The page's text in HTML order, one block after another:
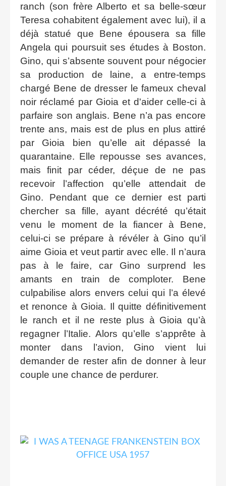
ranch (son frère Alberto et sa belle-sœur
Teresa cohabitent également avec lui), il a
déjà statué que Bene épousera sa fille
Angela qui poursuit ses études à Boston.
Gino, qui s’absente souvent pour négocier
sa production de laine, a entre-temps
chargé Bene de dresser le fameux cheval
noir réclamé par Gioia et d'aider celle-ci à
parfaire son anglais. Bene n’a pas encore
trente ans, mais est de plus en plus attiré
par Gioia bien qu’elle ait dépassé la
quarantaine. Elle repousse ses avances,
mais finit par céder, déçue de ne pas
recevoir l’affection qu’elle attendait de
Gino. Pendant que ce dernier est parti
chercher sa fille, ayant décrété qu’était
venu le moment de la fiancer à Bene,
celui-ci se prépare à révéler à Gino qu’il
aime Gioia et veut partir avec elle. Il n’aura
pas à le faire, car Gino surprend les
amants en train de comploter. Bene
culpabilise alors envers celui qui l’a élevé
et renonce à Gioia. Il quitte définitivement
le ranch et il ne reste plus à Gioia qu’à
regagner l’Italie. Alors qu’elle s’apprête à
monter dans l’avion, Gino vient lui
demander de rester afin de donner à leur
couple une chance de perdurer.